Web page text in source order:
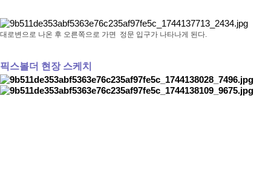
대로변으로 나온 후 오른쪽으로 가면 정문 입구가 나타나게 된다.
픽스볼더 현장 스케치